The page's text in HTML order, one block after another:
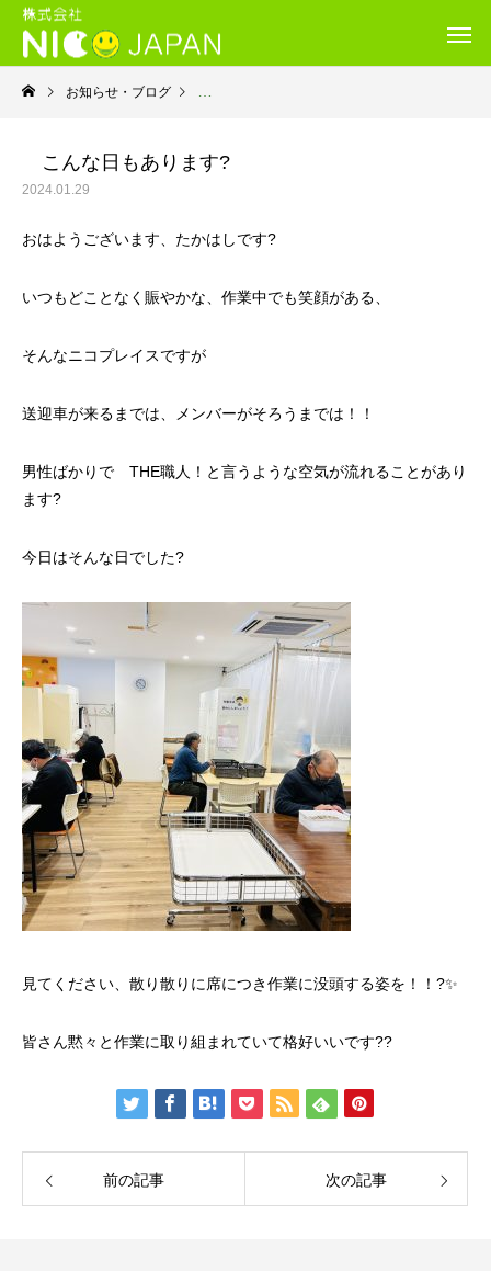
お知らせ・ブログ 就労継続支援Ｂ型・ニコプレイス
こんな日もあります?
2024.01.29
おはようございます、たかはしです?
いつもどことなく賑やかな、作業中でも笑顔がある、
そんなニコプレイスですが
送迎車が来るまでは、メンバーがそろうまでは！！
男性ばかりで THE職人！と言うような空気が流れることがあり
ます?
今日はそんな日でした?
見てください、散り散りに席につき作業に没頭する姿を！！?✨
皆さん黙々と作業に取り組まれていて格好いいです??
前の記事 次の記事